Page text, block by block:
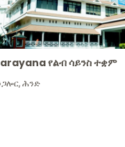
የልብ ሳይንስ ተቋም
,ሕንድ